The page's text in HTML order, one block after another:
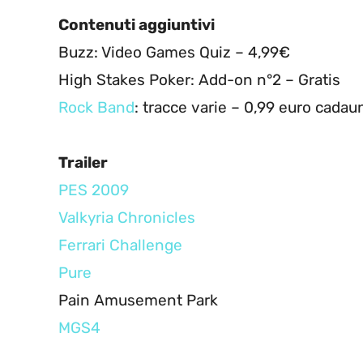
Contenuti aggiuntivi
Buzz: Video Games Quiz – 4,99€
High Stakes Poker: Add-on n°2 – Gratis
Rock Band: tracce varie – 0,99 euro
Trailer
PES 2009
Valkyria Chronicles
Ferrari Challenge
Pure
Pain Amusement Park
MGS4